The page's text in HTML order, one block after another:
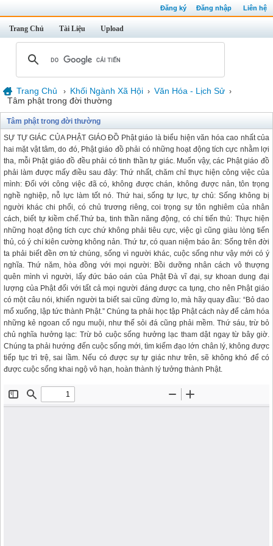
Đăng ký Đăng nhập Liên hệ
Trang Chủ Tài Liệu Upload
Trang Chủ › Khối Ngành Xã Hội › Văn Hóa - Lịch Sử ›
Tâm phật trong đời thường
Tâm phật trong đời thường
SỰ TỰ GIÁC CỦA PHẬT GIÁO ĐỒ Phật giáo là biểu hiện văn hóa cao nhất của
hai mặt vật tâm, do đó, Phật giáo đồ phải có những hoạt động tích cực nhằm lợi
tha, mỗi Phật giáo đồ đều phải có tinh thần tự giác. Muốn vậy, các Phật giáo đồ
phải làm được mấy điều sau đây: Thứ nhất, chăm chỉ thực hiện công việc của
mình: Đối với công việc đã có, không được chán, không được nản, tôn trọng
nghề nghiệp, nỗ lực làm tốt nó. Thứ hai, sống tự lực, tự chủ: Sống không bị
người khác chi phối, có chủ trương riêng, coi trọng sự tôn nghiêm của nhân
cách, biết tự kiềm chế.Thứ ba, tinh thần năng động, có chí tiến thủ: Thực hiện
những hoạt động tích cực chứ không phải tiêu cực, việc gì cũng giàu lòng tiến
thủ, có ý chí kiên cường không nản. Thứ tư, có quan niệm báo ân: Sống trên đời
ta phải biết đền ơn tứ chúng, sống vì người khác, cuộc sống như vậy mới có ý
nghĩa. Thứ năm, hòa đồng với mọi người: Bồi dưỡng nhân cách vô thượng
quên mình vì người, lấy đức báo oán của Phật Đà vĩ đại, sự khoan dung đại
lượng của Phật đối với tất cả mọi người đáng được ca tụng, cho nên Phật giáo
có một câu nói, khiến người ta biết sai cũng đừng lo, mà hãy quay đầu: “Bỏ dao
mổ xuống, lập tức thành Phật.” Chúng ta phải học tập Phật cách này để cảm hóa
những kẻ ngoan cố ngu muội, như thế sỏi đá cũng phải mềm. Thứ sáu, trừ bỏ
chủ nghĩa hưởng lạc: Trừ bỏ cuộc sống hưởng lạc tham dật ngay từ bây giờ.
Chúng ta phải hướng đến cuộc sống mới, tìm kiếm đạo lớn chân lý, không được
tiếp tục trì trệ, sai lầm. Nếu có được sự tự giác như trên, sẽ không khó để có
được cuộc sống khai ngộ vô hạn, hoàn thành lý tưởng thành Phật.